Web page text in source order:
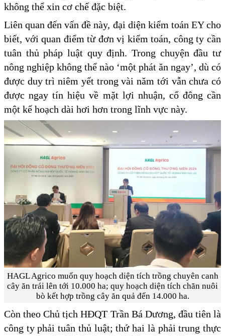
không thể xin cơ chế đặc biệt.
Liên quan đến vấn đề này, đại diện kiểm toán EY cho
biết, với quan điểm từ đơn vị kiểm toán, công ty cần
tuân thủ pháp luật quy định. Trong chuyện đầu tư
nông nghiệp không thể nào ‘một phát ăn ngay’, dù có
được duy trì niêm yết trong vài năm tới vẫn chưa có
được ngay tín hiệu về mặt lợi nhuận, cổ đông cần
một kế hoạch dài hơi hơn trong lĩnh vực này.
HAGL Agrico muốn quy hoạch diện tích trồng chuyên canh
cây ăn trái lên tới 10.000 ha; quy hoạch diện tích chăn nuôi
bò kết hợp trồng cây ăn quả đến 14.000 ha.
Còn theo Chủ tịch HĐQT Trần Bá Dương, đầu tiên là
công ty phải tuân thủ luật; thứ hai là phải trung thực